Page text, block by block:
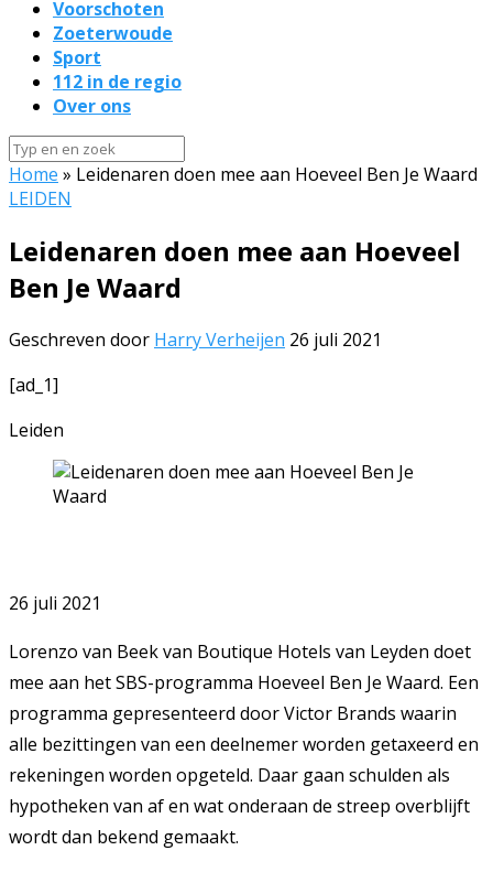
Voorschoten
Zoeterwoude
Sport
112 in de regio
Over ons
Home » Leidenaren doen mee aan Hoeveel Ben Je Waard
LEIDEN
Leidenaren doen mee aan Hoeveel
Ben Je Waard
Geschreven door Harry Verheijen 26 juli 2021
[ad_1]
Leiden
26 juli 2021
Lorenzo van Beek van Boutique Hotels van Leyden doet
mee aan het SBS-programma Hoeveel Ben Je Waard. Een
programma gepresenteerd door Victor Brands waarin
alle bezittingen van een deelnemer worden getaxeerd en
rekeningen worden opgeteld. Daar gaan schulden als
hypotheken van af en wat onderaan de streep overblijft
wordt dan bekend gemaakt.